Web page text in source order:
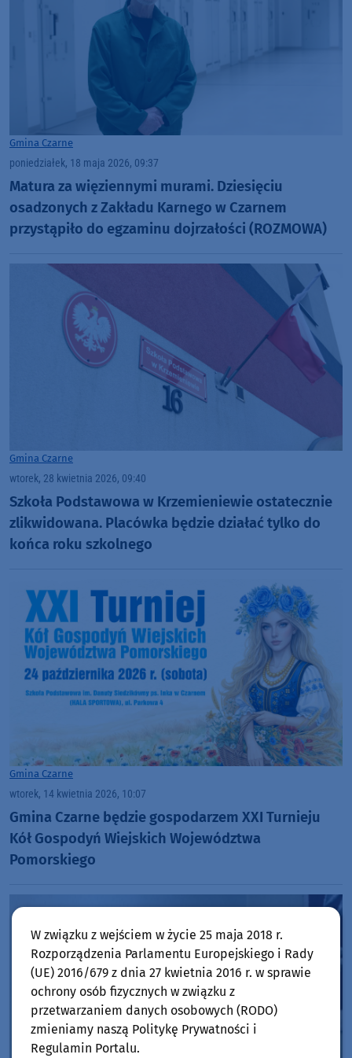
Gmina Czarne
poniedziałek, 18 maja 2026, 09:37
Matura za więziennymi murami. Dziesięciu
osadzonych z Zakładu Karnego w Czarnem
przystąpiło do egzaminu dojrzałości (ROZMOWA)
Gmina Czarne
wtorek, 28 kwietnia 2026, 09:40
Szkoła Podstawowa w Krzemieniewie ostatecznie
zlikwidowana. Placówka będzie działać tylko do
końca roku szkolnego
Gmina Czarne
wtorek, 14 kwietnia 2026, 10:07
Gmina Czarne będzie gospodarzem XXI Turnieju
Kół Gospodyń Wiejskich Województwa
Pomorskiego
W związku z wejściem w życie 25 maja 2018 r.
Rozporządzenia Parlamentu Europejskiego i Rady
(UE) 2016/679 z dnia 27 kwietnia 2016 r. w sprawie
ochrony osób fizycznych w związku z
przetwarzaniem danych osobowych (RODO)
zmieniamy naszą Politykę Prywatności i
Regulamin Portalu.